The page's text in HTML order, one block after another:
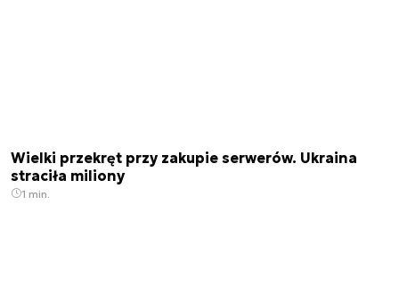
Wielki przekręt przy zakupie serwerów. Ukraina
straciła miliony
1 min.